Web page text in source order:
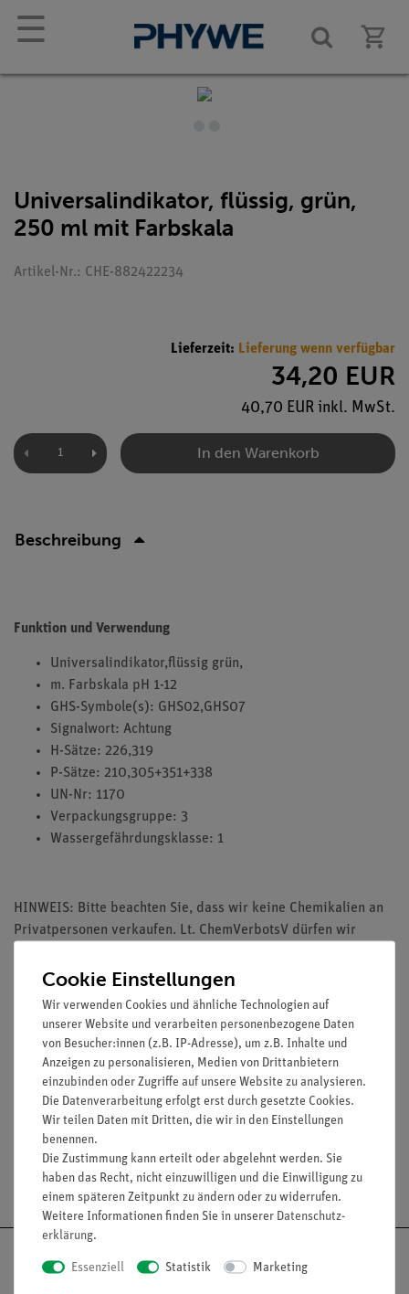
☰
Universalindikator, flüssig, grün,
250 ml mit Farbskala
Artikel-Nr.: CHE-882422234
Lieferzeit: Lieferung wenn verfügbar
34,20 EUR
40,70 EUR inkl. MwSt.
In den Warenkorb
Beschreibung
Funktion und Verwendung
Universalindikator,flüssig grün,
m. Farbskala pH 1-12
GHS-Symbole(s): GHS02,GHS07
Signalwort: Achtung
H-Sätze: 226,319
P-Sätze: 210,305+351+338
UN-Nr: 1170
Verpackungsgruppe: 3
Wassergefährdungsklasse: 1
HINWEIS: Bitte beachten Sie, dass wir keine Chemikalien an
Privatpersonen verkaufen. Lt. ChemVerbotsV dürfen wir
Verwender und öffentliche Forschungs-, Untersuchungs- und
Lehranstalten abgeben.
Media / Downloads
Versandkostenfrei ab 300,- €
Cookie Einstellungen
Wir verwenden Cookies und ähnliche Technologien auf
unserer Website und verarbeiten personenbezogene Daten
von Besucher:innen (z.B. IP-Adresse), um z.B. Inhalte und
Anzeigen zu personalisieren, Medien von Drittanbietern
einzubinden oder Zugriffe auf unsere Website zu analysieren.
Die Datenverarbeitung erfolgt erst durch gesetzte Cookies.
Wir teilen Daten mit Dritten, die wir in den Einstellungen
benennen.
Die Zustimmung kann erteilt oder abgelehnt werden. Sie
haben das Recht, nicht einzuwilligen und die Einwilligung zu
einem späteren Zeitpunkt zu ändern oder zu widerrufen.
Weitere Informationen finden Sie in unserer Daten­schutz­
erklärung.
Essenziell Statistik Marketing